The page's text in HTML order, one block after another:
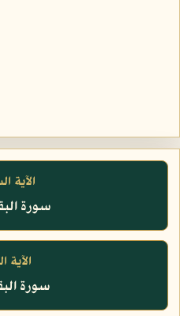
الآية
سورة
الآية
سورة